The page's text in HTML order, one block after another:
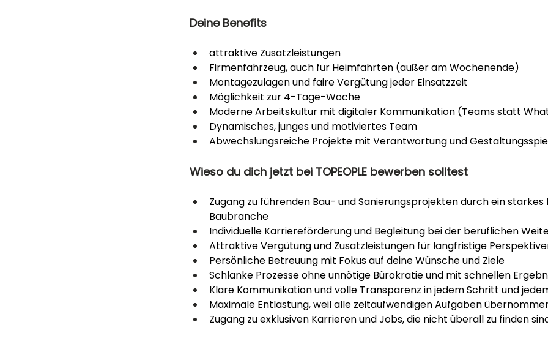
Deine Benefits
attraktive Zusatzleistungen
Firmenfahrzeug, auch für Heimfahrten (außer am Wochenende)
Montagezulagen und faire Vergütung jeder Einsatzzeit
Möglichkeit zur 4-Tage-Woche
Moderne Arbeitskultur mit digitaler Kommunikation (Teams statt
Dynamisches, junges und motiviertes Team
Abwechslungsreiche Projekte mit Verantwortung und
Wieso du dich jetzt bei TOPEOPLE bewerben solltest
Zugang zu führenden Bau- und Sanierungsprojekten durch ein
Baubranche
Individuelle Karriereförderung und Begleitung bei der beruflichen
Attraktive Vergütung und Zusatzleistungen für langfristige
Persönliche Betreuung mit Fokus auf deine Wünsche und Ziele
Schlanke Prozesse ohne unnötige Bürokratie und mit schnellen
Klare Kommunikation und volle Transparenz in jedem Schritt und
Maximale Entlastung, weil alle zeitaufwendigen Aufgaben
Zugang zu exklusiven Karrieren und Jobs, die nicht überall zu finden